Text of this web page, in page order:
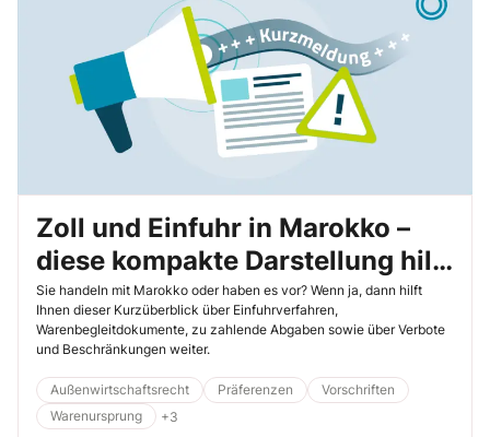
Zoll und Einfuhr in Marokko –
diese kompakte Darstellung hilft
Ihnen weiter
Sie handeln mit Marokko oder haben es vor? Wenn ja, dann hilft
Ihnen dieser Kurzüberblick über Einfuhrverfahren,
Warenbegleitdokumente, zu zahlende Abgaben sowie über Verbote
und Beschränkungen weiter.
Außenwirtschaftsrecht Präferenzen
Vorschriften
Warenursprung
+3